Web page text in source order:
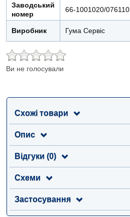
Заводський
номер
66-1001020/076110
Виробник Гума Сервіс
Ви не голосували
Схожі товари
Опис
Відгуки (0)
Схеми
Застосування